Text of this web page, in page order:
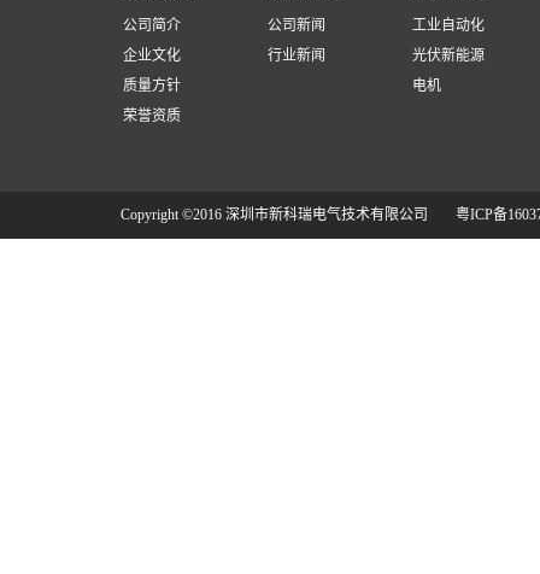
公司简介
企业文化
质量方针
荣誉资质
公司新闻
行业新闻
工业自动化
光伏新能源
电机
Copyright ©2016 深圳市新科瑞电气技术有限公司 粤ICP备